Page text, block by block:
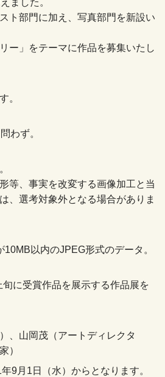
ました。
ト部門に加え、写真部門を新設い
ー」をテーマに作品を募集いたし
。
わず。
等、事実を改変する画像加工と当
、選考対象外となる場合がありま
以内のJPEG形式のデータ。
に受賞作品を展示する作品展を
、山岡茂（アートディレクタ
）
9月1日（水）からとなります。